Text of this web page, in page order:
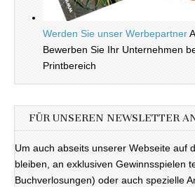
Werden Sie unser Werbepartner
Bewerben Sie Ihr Unternehmen
Printbereich
FÜR UNSEREN NEWSLETTER
Um auch abseits unserer Webseite auf
bleiben, an exklusiven Gewinnsspielen
Buchverlosungen) oder auch spezielle